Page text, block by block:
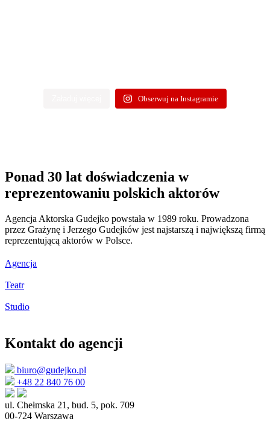
Obserwuj na Instagramie
Ponad 30 lat doświadczenia w
reprezentowaniu polskich aktorów
Agencja Aktorska Gudejko powstała w 1989 roku. Prowadzona
przez Grażynę i Jerzego Gudejków jest najstarszą i największą firmą
reprezentującą aktorów w Polsce.
Agencja
Teatr
Studio
Kontakt do agencji
biuro@gudejko.pl
+48 22 840 76 00
ul. Chełmska 21, bud. 5, pok. 709
00-724 Warszawa